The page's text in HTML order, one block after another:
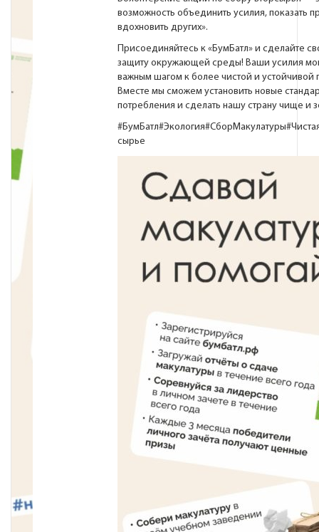
возможность объединить усилия, показать
вдохновить других».
Присоединяйтесь к «БумБатл» и сделайте
защиту окружающей среды! Ваши усилия
важным шагом к более чистой и устойчивой
Вместе мы сможем установить новые
потребления и сделать нашу страну чище и
#БумБатл#Экология#СборМакулатуры
сырье